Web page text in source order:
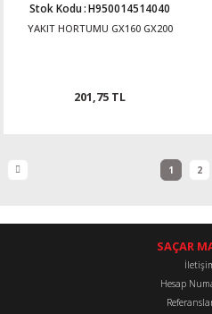
Stok Kodu:H950014514040
YAKIT HORTUMU GX160 GX200
201,75 TL
1 2
SAÇAR
Hesap